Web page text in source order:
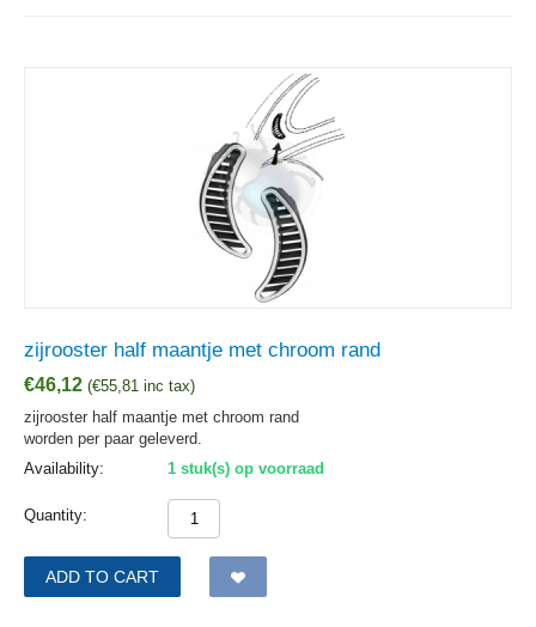
zijrooster half maantje met chroom rand
€46,12 (€55,81 inc tax)
zijrooster half maantje met chroom rand
worden per paar geleverd.
Availability:
1 stuk(s) op voorraad
Quantity:
ADD TO CART